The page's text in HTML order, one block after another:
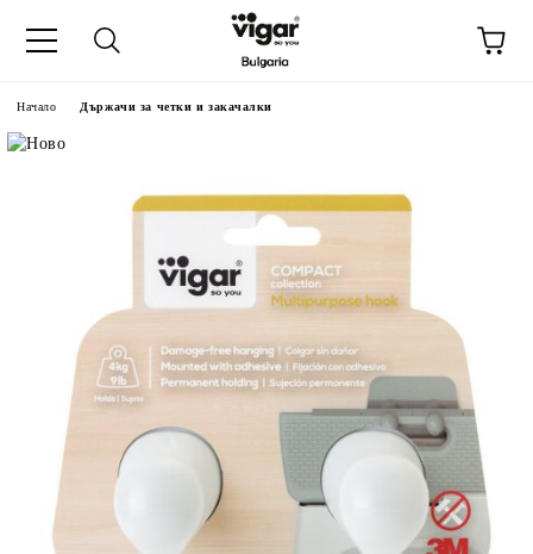
Начало Държачи за четки и закачалки